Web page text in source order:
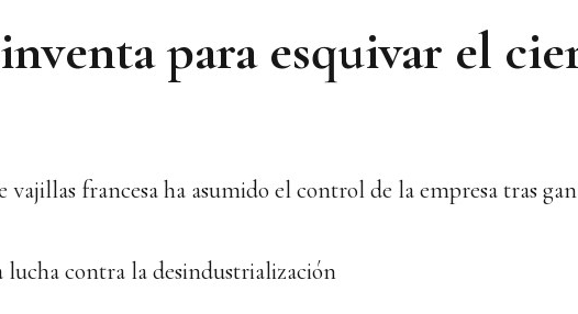
para esquivar el
vajillas francesa ha asumido el control de la empresa tras
contra la desindustrialización